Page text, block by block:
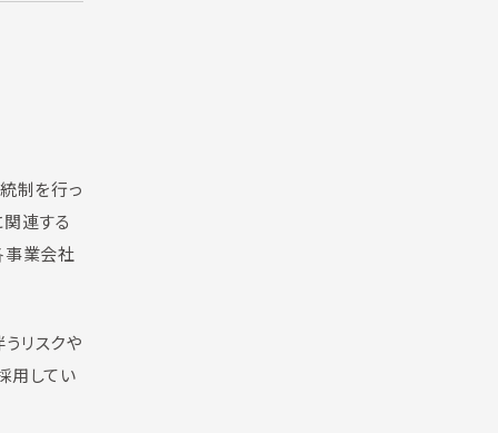
制を行っ
連する
事業会社
リスクや
用してい